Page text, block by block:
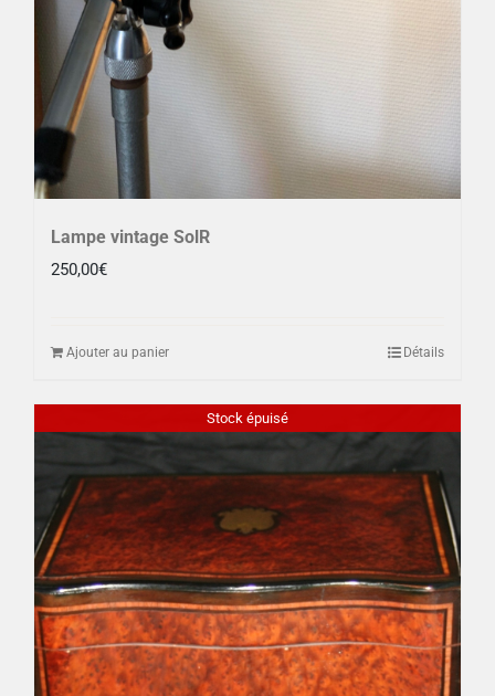
Lampe vintage SolR
250,00€
Ajouter au panier Détails
Stock épuisé